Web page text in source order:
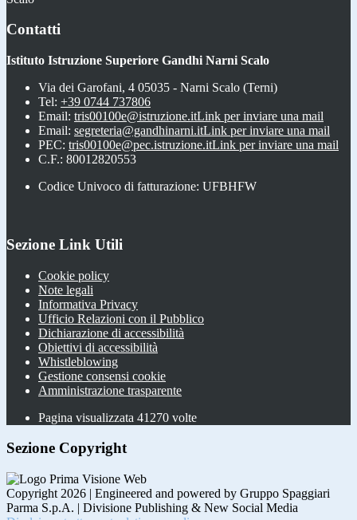
Contatti
Istituto Istruzione Superiore Gandhi Narni Scalo
Via dei Garofani, 4 05035 - Narni Scalo (Terni)
Tel: +39 0744 737806
Email: tris00100e@istruzione.itLink per inviare una mail
Email: segreteria@gandhinarni.itLink per inviare una mail
PEC: tris00100e@pec.istruzione.itLink per inviare una mail
C.F.: 80012820553
Codice Univoco di fatturazione: UFBHFW
Sezione Link Utili
Cookie policy
Note legali
Informativa Privacy
Ufficio Relazioni con il Pubblico
Dichiarazione di accessibilità
Obiettivi di accessibilità
Whistleblowing
Gestione consensi cookie
Amministrazione trasparente
Pagina visualizzata 41270 volte
Sezione Copyright
Copyright 2026 | Engineered and powered by Gruppo Spaggiari
Parma S.p.A. | Divisione Publishing & New Social Media